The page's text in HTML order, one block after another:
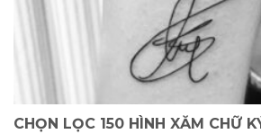
CHỌN LỌC 150 HÌNH XĂM CHỮ